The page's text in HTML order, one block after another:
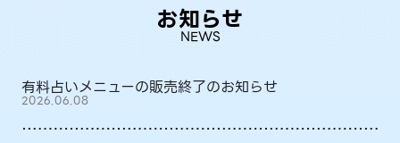
お知らせ
NEWS
有料占いメニューの販売終了のお知らせ
2026.06.08